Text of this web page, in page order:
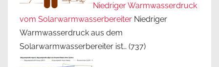
Niedriger Warmwasserdruck
vom Solarwarmwasserbereiter Niedriger
Warmwasserdruck aus dem
Solarwarmwasserbereiter ist… (737)